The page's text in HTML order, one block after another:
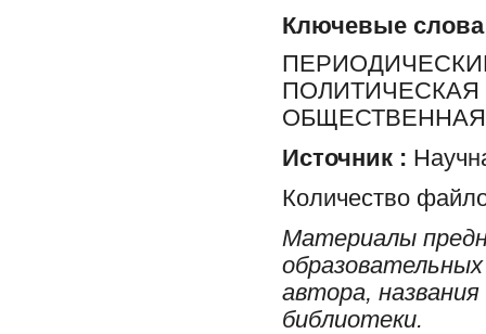
Ключевые слова
Источник :
Количество
Материалы
автора,
библиотеки.